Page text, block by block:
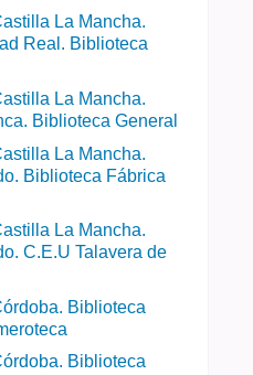
La Mancha.
Real. Biblioteca
La Mancha.
Biblioteca General
La Mancha.
Biblioteca Fábrica
La Mancha.
C.E.U Talavera de
Biblioteca
Biblioteca